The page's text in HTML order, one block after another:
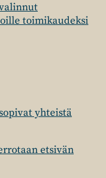
toimikaudeksi
yhteistä
etsivän